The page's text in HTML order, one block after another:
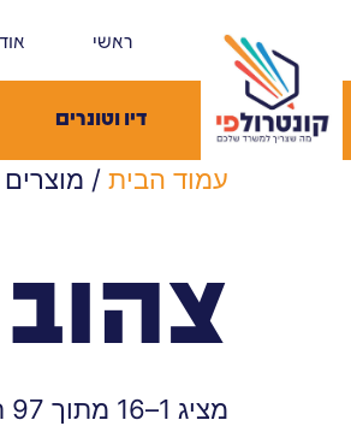
ראשי
דיו וטונרים
עמוד הבית / מוצרים
צהוב
מציג 1–16 מתוך 97 תוצאות